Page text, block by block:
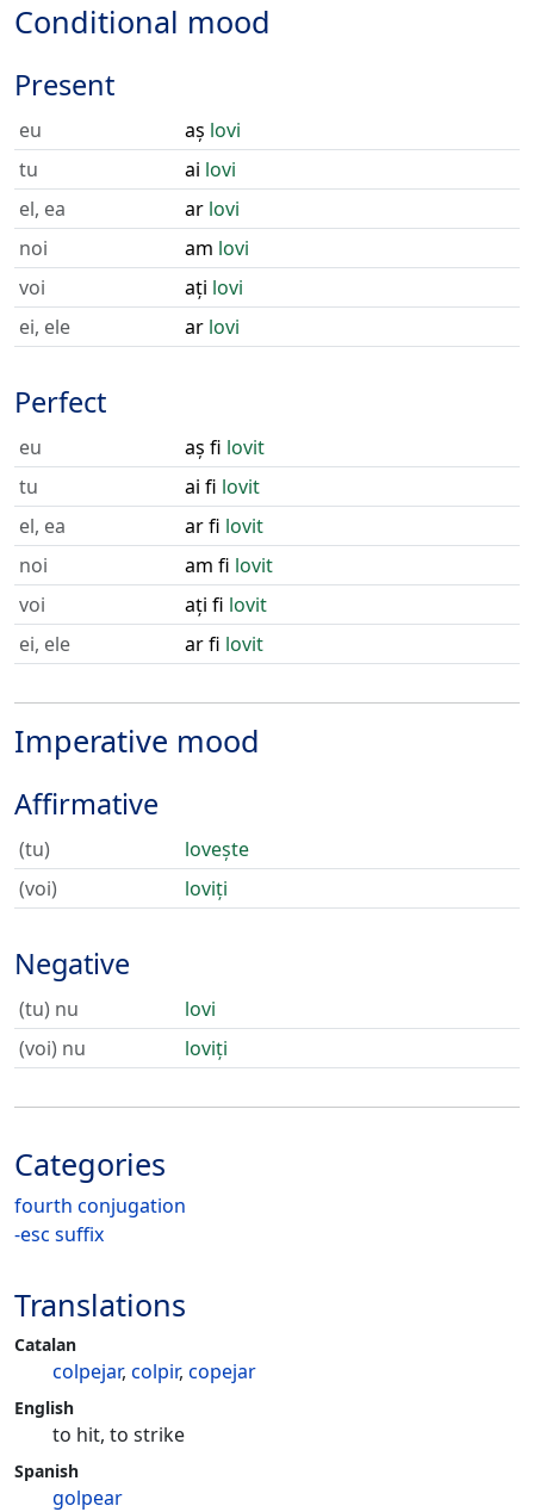
Conditional mood
Present
eu aș lovi
tu
ai lovi
el, ea
ar lovi
noi
am lovi
voi
ați lovi
ei, ele
ar lovi
Perfect
eu aș fi lovit
tu
ai fi lovit
el, ea
ar fi lovit
noi
am fi lovit
voi
ați fi lovit
ei, ele
ar fi lovit
Imperative mood
Affirmative
(tu)
lovește
(voi)
loviți
Negative
(tu) nu
lovi
(voi) nu
loviți
Categories
fourth conjugation
-esc suffix
Translations
Catalan
colpejar, colpir, copejar
English
to hit, to strike
Spanish
golpear